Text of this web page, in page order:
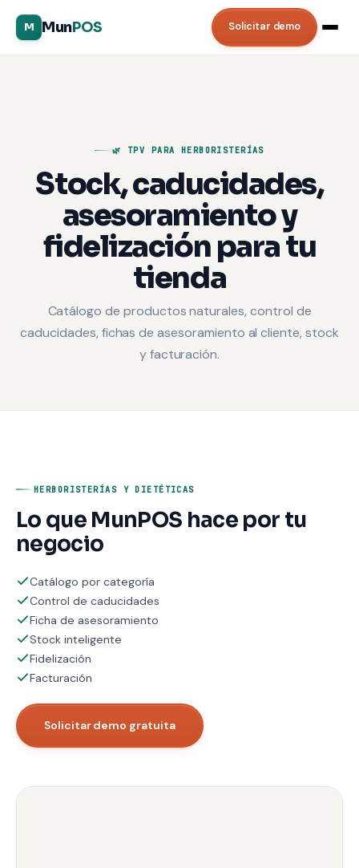
M MunPOS Solicitar demo
Inicio / Comercios Herboristerías y dietéticas
🌿 TPV PARA HERBORISTERÍAS
Stock, caducidades,
asesoramiento y
fidelización para tu
tienda
Catálogo de productos naturales, control de
caducidades, fichas de asesoramiento al cliente, stock
y facturación.
HERBORISTERÍAS Y DIETÉTICAS
Lo que MunPOS hace por tu
negocio
Catálogo por categoría
Control de caducidades
Ficha de asesoramiento
Stock inteligente
Fidelización
Facturación
Solicitar demo gratuita